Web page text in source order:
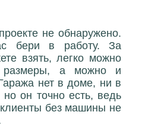
не обнаружено.
бери в работу. За
взять, легко можно
размеры, а можно и
нет в доме, ни в
но он точно есть, ведь
без машины не